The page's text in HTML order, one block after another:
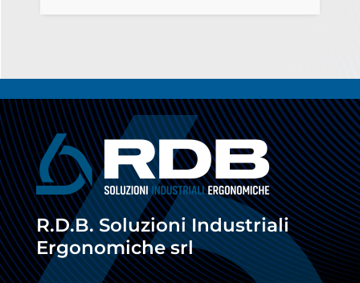
R.D.B. Soluzioni Industriali
Ergonomiche srl